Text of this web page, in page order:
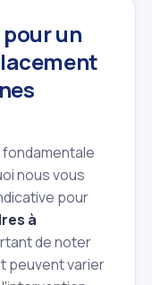
un
nous vous
pour
à
de noter
peuvent varier